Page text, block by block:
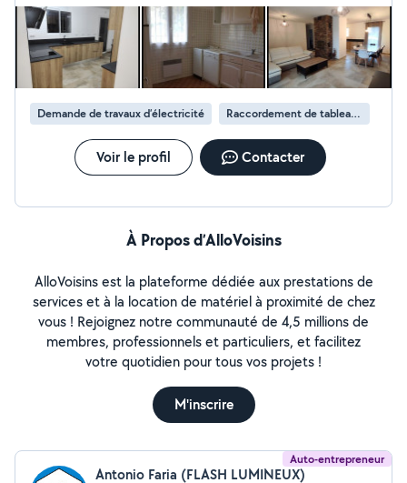
remplacement de pompes de piscine - Pose de prises,
interrupteurs, éclairages, luminaires et d'équipements
électriques -Tirage de nouvelle ligne -Dépannage
industrielle JARDINAGE & AMÉNAGEMENT EXTÉRIEUR
Débroussaillage et nettoyage de terrain Taille de haies
et d'arbustes Plantation d'arbres, fleurs et haies
Aménagement de jardin Préparation des sols Fourniture
et pose de gazon synthétique Évacuation des déchets
clim à prix avantageux - Installation de clim. - Entretien
rénovation - Réparations diverses - Tout bricolage
Demande de travaux d’électricité Raccordement de tableau électrique
Voir le profil Contacter
À Propos d’AlloVoisins
AlloVoisins est la plateforme dédiée aux prestations de
services et à la location de matériel à proximité de chez
vous ! Rejoignez notre communauté de 4,5 millions de
membres, professionnels et particuliers, et facilitez
votre quotidien pour tous vos projets !
M'inscrire
Auto-entrepreneur
Antonio Faria (FLASH LUMINEUX)